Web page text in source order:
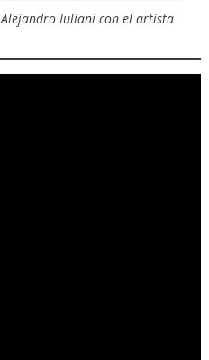
Iuliani con el artista